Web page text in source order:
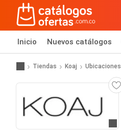
Inicio Nuevos catálogos
Tiendas Koaj Ubicaciones